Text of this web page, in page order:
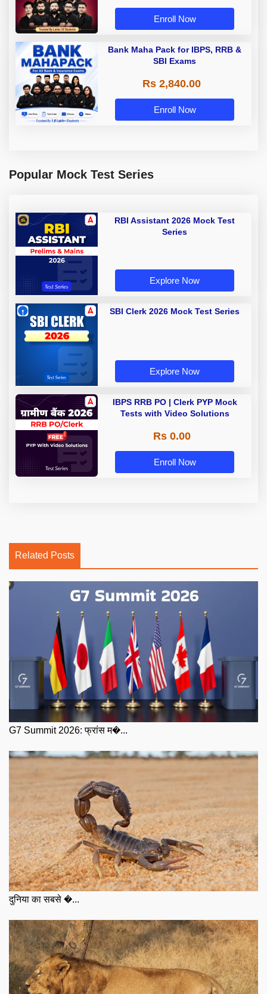
Enroll Now
Bank Maha Pack for IBPS, RRB &
SBI Exams
Rs 2,840.00
Enroll Now
Popular Mock Test Series
RBI Assistant 2026 Mock Test
Series
Explore Now
SBI Clerk 2026 Mock Test Series
Explore Now
IBPS RRB PO | Clerk PYP Mock
Tests with Video Solutions
Rs 0.00
Enroll Now
Related Posts
G7 Summit 2026: फ्रांस म�...
दुनिया का सबसे �...